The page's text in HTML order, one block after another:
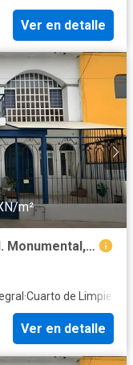
Ver en detalle
m²
Casa Remodelada en Venta en Col. Monumental, Guadalajara – Excelente Ubicación
·Cuarto de Limpieza
Ver en detalle